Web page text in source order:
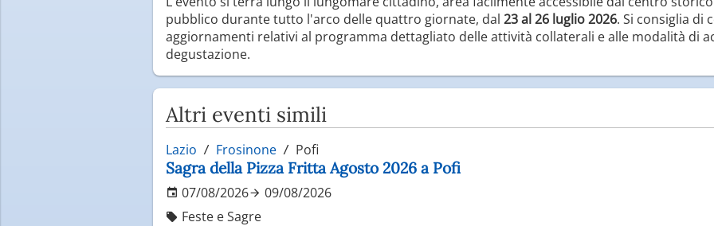
pubblico durante tutto l'arco delle quattro giornate, dal 23 al 26 luglio 2026. Si consiglia di
aggiornamenti relativi al programma dettagliato delle attività collaterali e alle modalità di
degustazione.
Altri eventi simili
Lazio Frosinone Pofi
Sagra della Pizza Fritta Agosto 2026 a Pofi
07/08/2026
09/08/2026
Feste e Sagre